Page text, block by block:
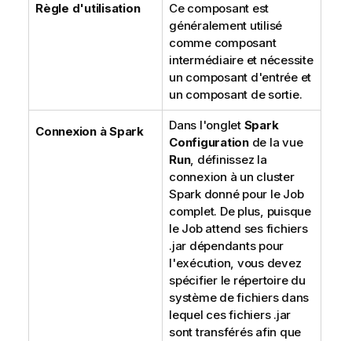
Règle d'utilisation
Ce composant est
généralement utilisé
comme composant
intermédiaire et nécessite
un composant d'entrée et
un composant de sortie.
Connexion à Spark Dans l'onglet Spark
Configurationde la vue
Run, définissez la
connexion à un cluster
Spark donné pour le Job
complet. De plus, puisque
le Job attend ses fichiers
.jar dépendants pour
l'exécution, vous devez
spécifier le répertoire du
système de fichiers dans
lequel ces fichiers .jar
sont transférés afin que